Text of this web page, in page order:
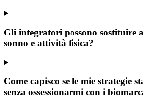
Gli integratori possono sostituire
sonno e attività fisica?
Come capisco se le mie strategie
senza ossessionarmi con i